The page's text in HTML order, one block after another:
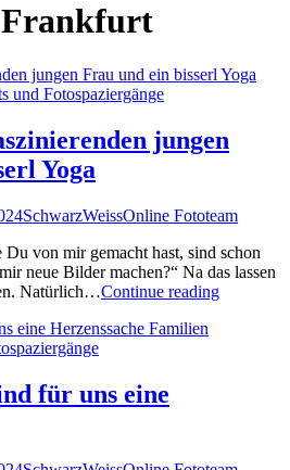
Frankfurt
und Fotospaziergänge
jungen
Yoga
SchwarzWeissOnline Fototeam
von mir gemacht hast, sind schon
neue Bilder machen?“ Na das lassen
Natürlich…Continue readingPortraits
Familien
für uns eine